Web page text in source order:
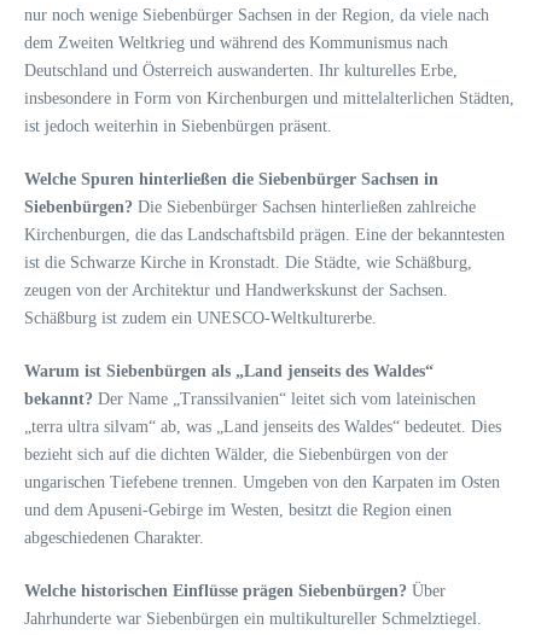
nur noch wenige Siebenbürger Sachsen in der Region, da viele nach
dem Zweiten Weltkrieg und während des Kommunismus nach
Deutschland und Österreich auswanderten. Ihr kulturelles Erbe,
insbesondere in Form von Kirchenburgen und mittelalterlichen Städten,
ist jedoch weiterhin in Siebenbürgen präsent.
Welche Spuren hinterließen die Siebenbürger Sachsen in
Siebenbürgen? Die Siebenbürger Sachsen hinterließen zahlreiche
Kirchenburgen, die das Landschaftsbild prägen. Eine der bekanntesten
ist die Schwarze Kirche in Kronstadt. Die Städte, wie Schäßburg,
zeugen von der Architektur und Handwerkskunst der Sachsen.
Schäßburg ist zudem ein UNESCO-Weltkulturerbe.
Warum ist Siebenbürgen als „Land jenseits des Waldes“
bekannt? Der Name „Transsilvanien“ leitet sich vom lateinischen
„terra ultra silvam“ ab, was „Land jenseits des Waldes“ bedeutet. Dies
bezieht sich auf die dichten Wälder, die Siebenbürgen von der
ungarischen Tiefebene trennen. Umgeben von den Karpaten im Osten
und dem Apuseni-Gebirge im Westen, besitzt die Region einen
abgeschiedenen Charakter.
Welche historischen Einflüsse prägen Siebenbürgen? Über
Jahrhunderte war Siebenbürgen ein multikultureller Schmelztiegel.